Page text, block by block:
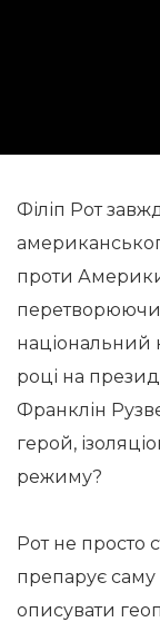
Філіп Рот
проти
перетворюючи
національний
році на
Франклін
герой,
режиму?
Рот не просто
препарує саму
описувати